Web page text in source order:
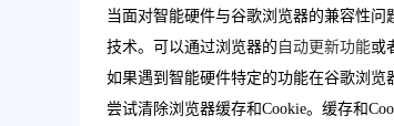
当面对智能硬件与谷歌浏览器的兼容性
技术。可以通过浏览器的 自动更新功能或
如果遇到智能硬件特定的功能在谷歌浏览
尝试清除浏览器缓存和Cookie。缓存和